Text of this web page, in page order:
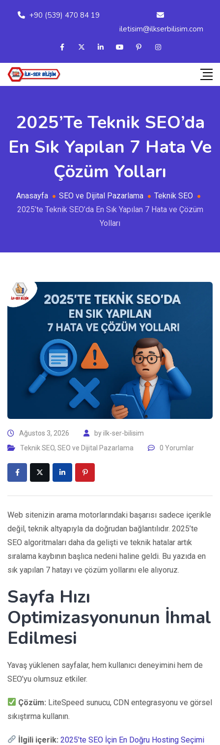
+90 (539) 470 84 19
iletisim@ilkserbilisim.com
2025’te Teknik SEO’da
En Sık Yapılan 7 Hata Ve
Çözüm Yolları
Anasayfa SEO ve Dijital Pazarlama
Teknik SEO
2025’te Teknik SEO’da En Sık Yapılan 7 Hata ve Çözüm
Yolları
Ağustos 3, 2026 byilk-ser-bilisim
Teknik SEO, SEO ve Dijital Pazarlama 0 Yorumlar
Web sitenizin arama motorlarındaki başarısı sadece içerikle
değil, teknik altyapıyla da doğrudan bağlantılıdır. 2025’te
SEO algoritmaları daha da gelişti ve teknik hatalar artık
sıralama kaybının başlıca nedeni haline geldi. Bu yazıda en
sık yapılan 7 hatayı ve çözüm yollarını ele alıyoruz.
Sayfa Hızı
Optimizasyonunun İhmal
Edilmesi
Yavaş yüklenen sayfalar, hem kullanıcı deneyimini hem de
SEO’yu olumsuz etkiler.
Çözüm: LiteSpeed sunucu, CDN entegrasyonu ve görsel
sıkıştırma kullanın.
İlgili içerik:2025’te SEO İçin En Doğru Hosting Seçimi